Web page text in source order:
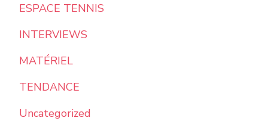
ESPACE TENNIS
INTERVIEWS
MATÉRIEL
TENDANCE
Uncategorized